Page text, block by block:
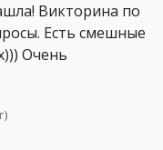
Викторина по
Есть смешные
Очень